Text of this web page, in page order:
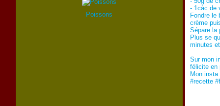
Poissons
- 1càc de
Fondre le
crème
Sépare la
Plus se
minutes
Sur mon
félicite en
Mon insta
#recette